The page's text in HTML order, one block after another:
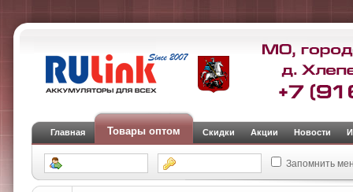
Главная Товары оптом Скидки Акции Новости
Запомнить